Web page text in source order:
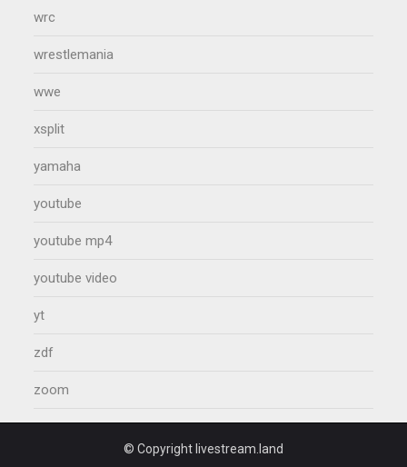
wrc
wrestlemania
wwe
xsplit
yamaha
youtube
youtube mp4
youtube video
yt
zdf
zoom
© Copyright livestream.land